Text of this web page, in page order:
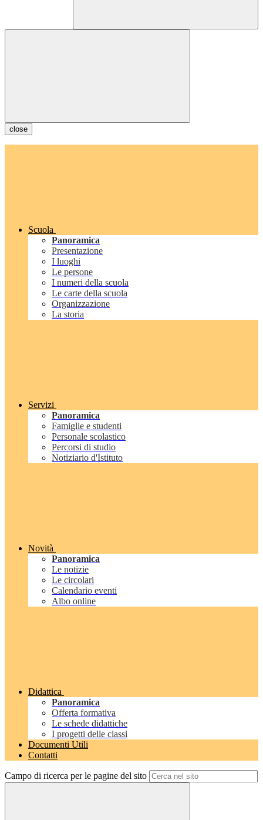
close
Scuola
Panoramica
Presentazione
I luoghi
Le persone
I numeri della scuola
Le carte della scuola
Organizzazione
La storia
Servizi
Panoramica
Famiglie e studenti
Personale scolastico
Percorsi di studio
Notiziario d'Istituto
Novità
Panoramica
Le notizie
Le circolari
Calendario eventi
Albo online
Didattica
Panoramica
Offerta formativa
Le schede didattiche
I progetti delle classi
Documenti Utili
Contatti
Campo di ricerca per le pagine del sito